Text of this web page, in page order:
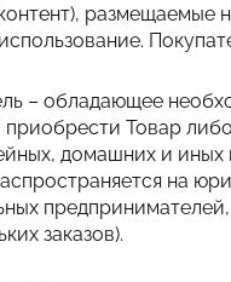
размещаемые
– обладающее
приобрести Товар
домашних и иных
на
заказов).